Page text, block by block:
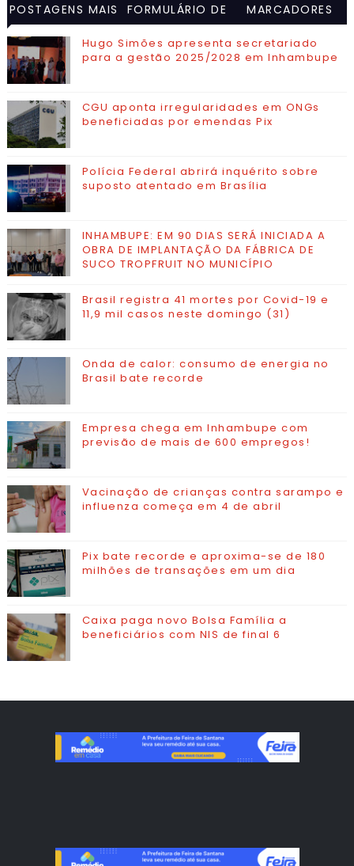
POSTAGENS MAIS
VISITADAS
FORMULÁRIO DE
MARCADORES
Hugo Simões apresenta secretariado
para a gestão 2025/2028 em Inhambupe
CGU aponta irregularidades em ONGs
beneficiadas por emendas Pix
Polícia Federal abrirá inquérito sobre
suposto atentado em Brasília
INHAMBUPE: EM 90 DIAS SERÁ INICIADA A
OBRA DE IMPLANTAÇÃO DA FÁBRICA DE
SUCO TROPFRUIT NO MUNICÍPIO
Brasil registra 41 mortes por Covid-19 e
11,9 mil casos neste domingo (31)
Onda de calor: consumo de energia no
Brasil bate recorde
Empresa chega em Inhambupe com
previsão de mais de 600 empregos!
Vacinação de crianças contra sarampo e
influenza começa em 4 de abril
Pix bate recorde e aproxima-se de 180
milhões de transações em um dia
Caixa paga novo Bolsa Família a
beneficiários com NIS de final 6